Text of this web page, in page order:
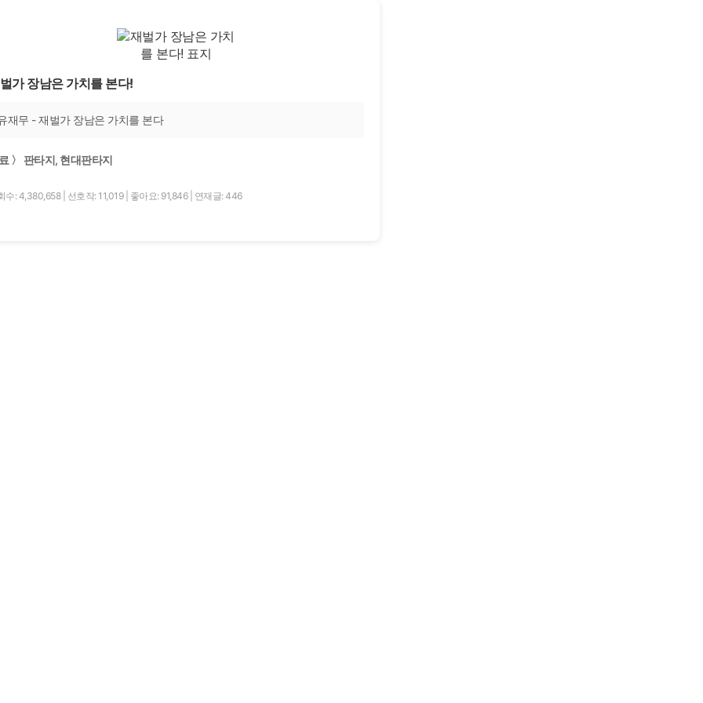
가 장남은 가치를 본다!
재무 - 재벌가 장남은 가치를 본다
〉 판타지, 현대판타지
수: 4,380,658 선호작: 11,019 좋아요: 91,846 연재글: 446